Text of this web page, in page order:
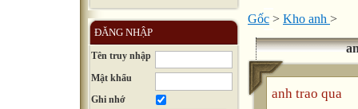
ĐĂNG NHẬP
Tên truy nhập
Mật khẩu
Ghi nhớ
Gốc > Kho anh >
anh trao qua